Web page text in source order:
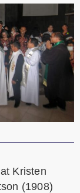
Kristen
(1908)